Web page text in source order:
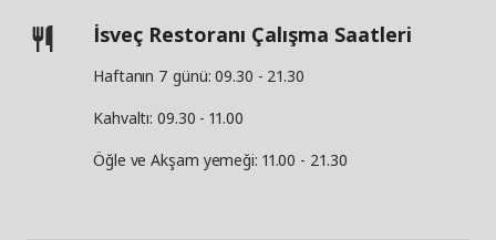
İsveç Restoranı Çalışma Saatleri
Haftanın 7 günü: 09.30 - 21.30
Kahvaltı: 09.30 - 11.00
Öğle ve Akşam yemeği: 11.00 - 21.30